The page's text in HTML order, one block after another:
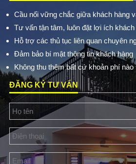
Cầu nối vững chắc giữa khách hàng
Tư vấn tận tâm, luôn đặt lợi ích khách
Hỗ trợ các thủ tục liên quan chuyên
Đảm bảo bí mật thông tin khách hàng
Không thu thêm bất cứ khoản phí nào
ĐĂNG KÝ TƯ VẤN